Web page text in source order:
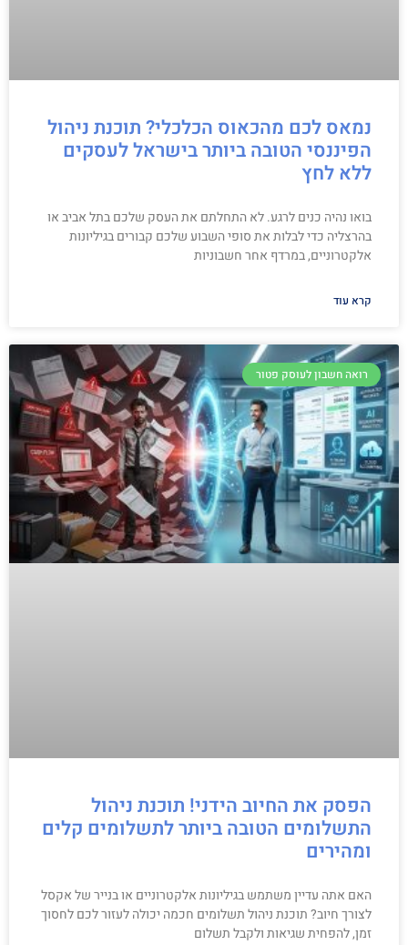
נמאס לכם מהכאוס הכלכלי? תוכנת ניהול
הפיננסי הטובה ביותר בישראל לעסקים
ללא לחץ
בואו נהיה כנים לרגע. לא התחלתם את העסק שלכם בתל אביב או
בהרצליה כדי לבלות את סופי השבוע שלכם קבורים בגיליונות
אלקטרוניים, במרדף אחר חשבוניות
קרא עוד
רואה חשבון לעוסק פטור
הפסק את החיוב הידני! תוכנת ניהול
התשלומים הטובה ביותר לתשלומים קלים
ומהירים
האם אתה עדיין משתמש בגיליונות אלקטרוניים או בנייר של אקסל
לצורך חיוב? תוכנת ניהול תשלומים חכמה יכולה לעזור לכם לחסוך
זמן, להפחית שגיאות ולקבל תשלום